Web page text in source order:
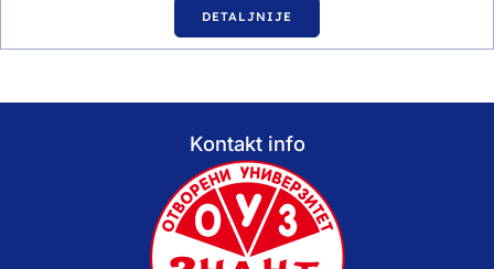
DETALJNIJE
Kontakt info